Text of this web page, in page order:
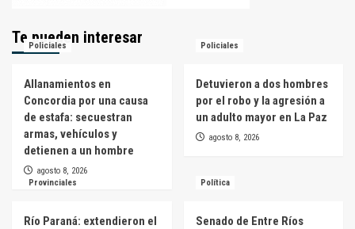
Te pueden interesar
Policiales
Allanamientos en
Concordia por una causa
de estafa: secuestran
armas, vehículos y
detienen a un hombre
agosto 8, 2026
Policiales
Detuvieron a dos hombres
por el robo y la agresión a
un adulto mayor en La Paz
agosto 8, 2026
Provinciales
Río Paraná: extendieron el
Política
Senado de Entre Ríos